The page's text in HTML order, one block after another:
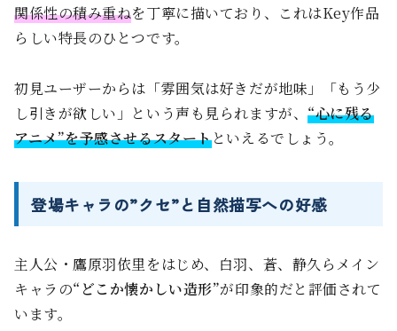
関係性の積み重ねを丁寧に描いており、これはKey作品
らしい特長のひとつです。
初見ユーザーからは「雰囲気は好きだが地味」「もう少
し引きが欲しい」という声も見られますが、“心に残る
アニメ”を予感させるスタートといえるでしょう。
登場キャラの”クセ”と自然描写への好感
主人公・鷹原羽依里をはじめ、白羽、蒼、静久らメイン
キャラの“どこか懐かしい造形”が印象的だと評価されて
います。